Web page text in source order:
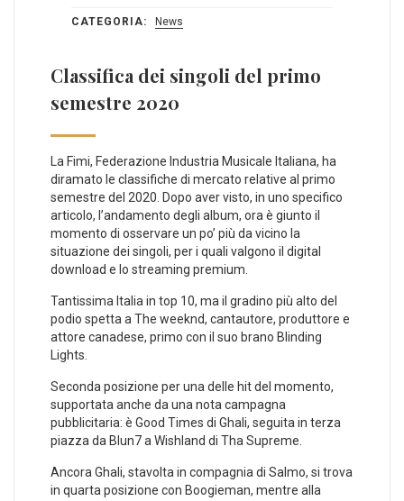
CATEGORIA: News
Classifica dei singoli del primo
semestre 2020
La Fimi, Federazione Industria Musicale Italiana, ha
diramato le classifiche di mercato relative al primo
semestre del 2020. Dopo aver visto, in uno specifico
articolo, l’andamento degli album, ora è giunto il
momento di osservare un po’ più da vicino la
situazione dei singoli, per i quali valgono il digital
download e lo streaming premium.
Tantissima Italia in top 10, ma il gradino più alto del
podio spetta a The weeknd, cantautore, produttore e
attore canadese, primo con il suo brano Blinding
Lights.
Seconda posizione per una delle hit del momento,
supportata anche da una nota campagna
pubblicitaria: è Good Times di Ghali, seguita in terza
piazza da Blun7 a Wishland di Tha Supreme.
Ancora Ghali, stavolta in compagnia di Salmo, si trova
in quarta posizione con Boogieman, mentre alla